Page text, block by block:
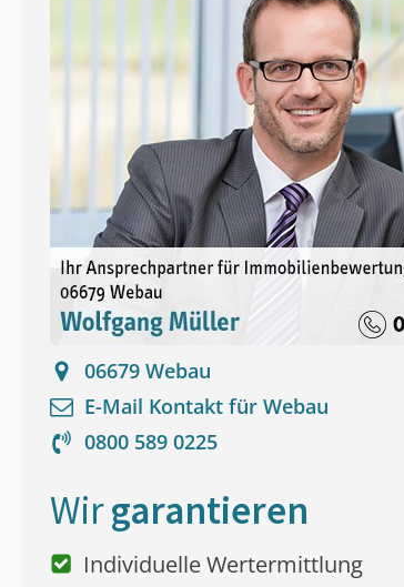
06679 Webau
E-Mail Kontakt für Webau
0800 589 0225
Wirgarantieren
Individuelle Wertermittlung